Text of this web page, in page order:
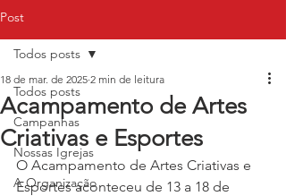
Post
Todos posts
Campanhas
Nossas Igrejas
A Organização
Todos posts
Acampamento de Artes
Criativas e Esportes
18 de mar. de 2025 2 min de leitura
O Acampamento de Artes Criativas e
Esportes aconteceu de 13 a 18 de